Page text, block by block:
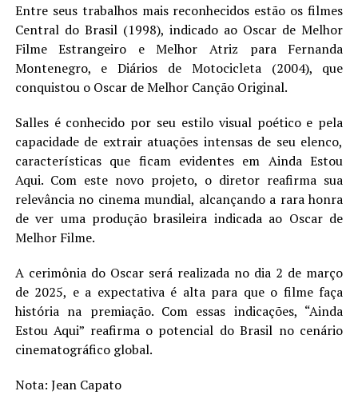
Entre seus trabalhos mais reconhecidos estão os filmes
Central do Brasil (1998), indicado ao Oscar de Melhor
Filme Estrangeiro e Melhor Atriz para Fernanda
Montenegro, e Diários de Motocicleta (2004), que
conquistou o Oscar de Melhor Canção Original.
Salles é conhecido por seu estilo visual poético e pela
capacidade de extrair atuações intensas de seu elenco,
características que ficam evidentes em Ainda Estou
Aqui. Com este novo projeto, o diretor reafirma sua
relevância no cinema mundial, alcançando a rara honra
de ver uma produção brasileira indicada ao Oscar de
Melhor Filme.
A cerimônia do Oscar será realizada no dia 2 de março
de 2025, e a expectativa é alta para que o filme faça
história na premiação. Com essas indicações, “Ainda
Estou Aqui” reafirma o potencial do Brasil no cenário
cinematográfico global.
Nota: Jean Capato